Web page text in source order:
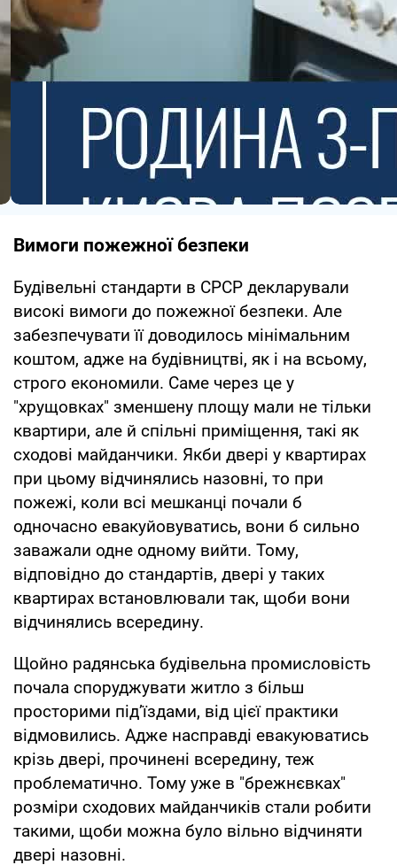
Вимоги пожежної безпеки
Будівельні стандарти в СРСР декларували
високі вимоги до пожежної безпеки. Але
забезпечувати її доводилось мінімальним
коштом, адже на будівництві, як і на всьому,
строго економили. Саме через це у
"хрущовках" зменшену площу мали не тільки
квартири, але й спільні приміщення, такі як
сходові майданчики. Якби двері у квартирах
при цьому відчинялись назовні, то при
пожежі, коли всі мешканці почали б
одночасно евакуйовуватись, вони б сильно
заважали одне одному вийти. Тому,
відповідно до стандартів, двері у таких
квартирах встановлювали так, щоби вони
відчинялись всередину.
Щойно радянська будівельна промисловість
почала споруджувати житло з більш
просторими під’їздами, від цієї практики
відмовились. Адже насправді евакуюватись
крізь двері, прочинені всередину, теж
проблематично. Тому уже в "брежнєвках"
розміри сходових майданчиків стали робити
такими, щоби можна було вільно відчиняти
двері назовні.